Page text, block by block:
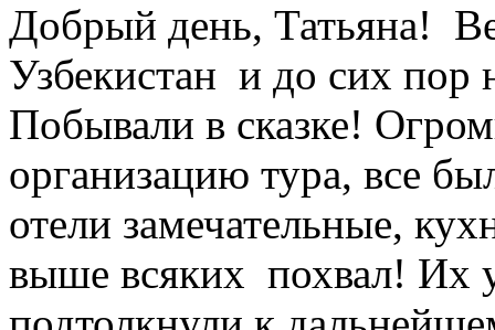
Добрый день, Татьяна!
Узбекистан и до сих пор
Побывали в сказке!
организацию тура, все
отели замечательные,
выше всяких похвал! Их